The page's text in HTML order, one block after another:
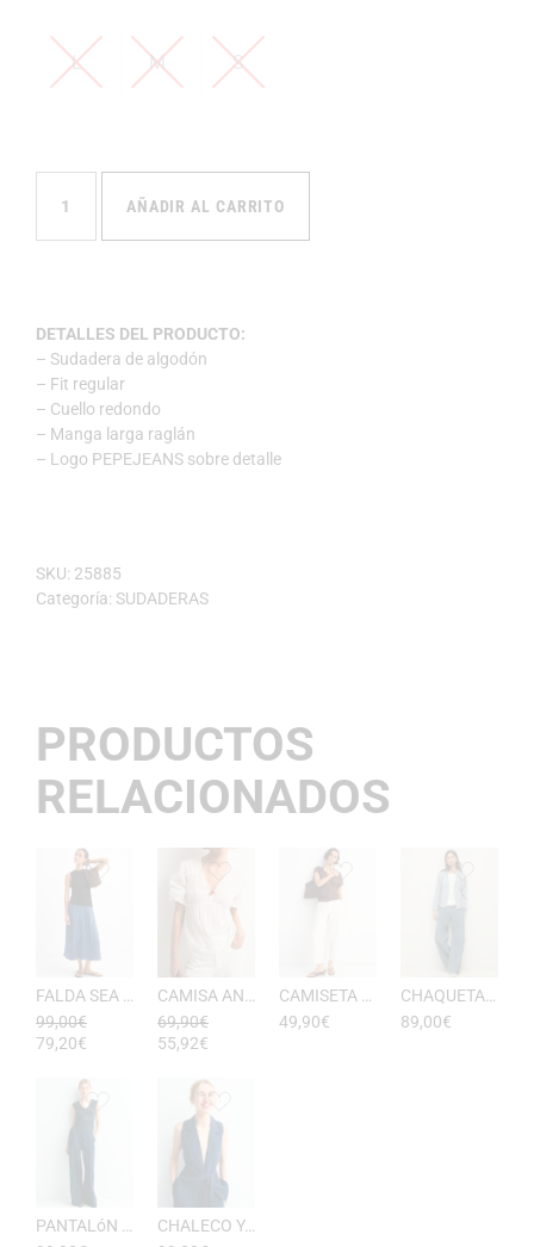
L M S
AÑADIR AL CARRITO
DETALLES DEL PRODUCTO:
– Sudadera de algodón
– Fit regular
– Cuello redondo
– Manga larga raglán
– Logo PEPEJEANS sobre detalle
SKU: 25885
Categoría: SUDADERAS
PRODUCTOS
RELACIONADOS
99,00€
79,20€
69,90€
55,92€
49,90€
89,00€
PANTALóN YUKATA MUJER RAYAS DE ESEOESE
CHALECO YUKATA MUJER DE RAYAS ESEOESE